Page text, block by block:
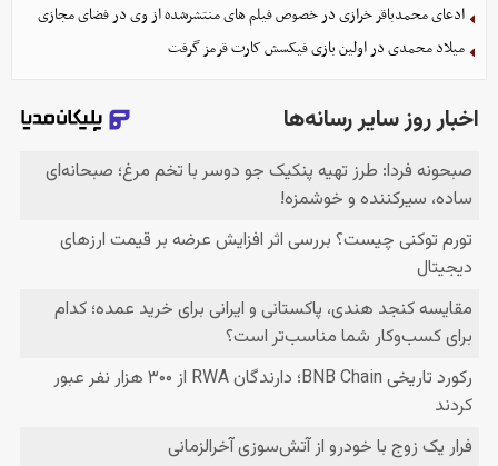
ادعای محمدباقر خرازی در خصوص فیلم های منتشرشده از وی در فضای مجازی
میلاد محمدی در اولین بازی فیکسش کارت قرمز گرفت